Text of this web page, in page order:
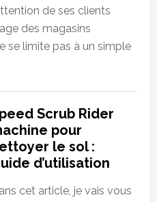
de ses clients
des magasins
se limite pas à un simple
Scrub Rider
pour
le sol :
d’utilisation
cet article, je vais vous